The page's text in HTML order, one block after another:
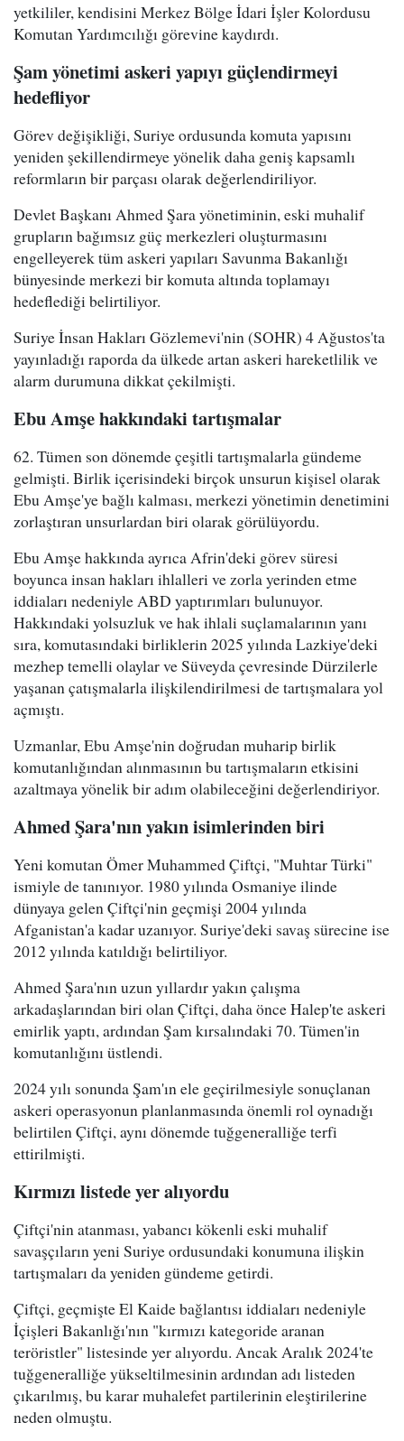
yetkililer, kendisini Merkez Bölge İdari İşler Kolordusu
Komutan Yardımcılığı görevine kaydırdı.
Şam yönetimi askeri yapıyı güçlendirmeyi
hedefliyor
Görev değişikliği, Suriye ordusunda komuta yapısını
yeniden şekillendirmeye yönelik daha geniş kapsamlı
reformların bir parçası olarak değerlendiriliyor.
Devlet Başkanı Ahmed Şara yönetiminin, eski muhalif
grupların bağımsız güç merkezleri oluşturmasını
engelleyerek tüm askeri yapıları Savunma Bakanlığı
bünyesinde merkezi bir komuta altında toplamayı
hedeflediği belirtiliyor.
Suriye İnsan Hakları Gözlemevi'nin (SOHR) 4 Ağustos'ta
yayınladığı raporda da ülkede artan askeri hareketlilik ve
alarm durumuna dikkat çekilmişti.
Ebu Amşe hakkındaki tartışmalar
62. Tümen son dönemde çeşitli tartışmalarla gündeme
gelmişti. Birlik içerisindeki birçok unsurun kişisel olarak
Ebu Amşe'ye bağlı kalması, merkezi yönetimin denetimini
zorlaştıran unsurlardan biri olarak görülüyordu.
Ebu Amşe hakkında ayrıca Afrin'deki görev süresi
boyunca insan hakları ihlalleri ve zorla yerinden etme
iddiaları nedeniyle ABD yaptırımları bulunuyor.
Hakkındaki yolsuzluk ve hak ihlali suçlamalarının yanı
sıra, komutasındaki birliklerin 2025 yılında Lazkiye'deki
mezhep temelli olaylar ve Süveyda çevresinde Dürzilerle
yaşanan çatışmalarla ilişkilendirilmesi de tartışmalara yol
açmıştı.
Uzmanlar, Ebu Amşe'nin doğrudan muharip birlik
komutanlığından alınmasının bu tartışmaların etkisini
azaltmaya yönelik bir adım olabileceğini değerlendiriyor.
Ahmed Şara'nın yakın isimlerinden biri
Yeni komutan Ömer Muhammed Çiftçi, "Muhtar Türki"
ismiyle de tanınıyor. 1980 yılında Osmaniye ilinde
dünyaya gelen Çiftçi'nin geçmişi 2004 yılında
Afganistan'a kadar uzanıyor. Suriye'deki savaş sürecine ise
2012 yılında katıldığı belirtiliyor.
Ahmed Şara'nın uzun yıllardır yakın çalışma
arkadaşlarından biri olan Çiftçi, daha önce Halep'te askeri
emirlik yaptı, ardından Şam kırsalındaki 70. Tümen'in
komutanlığını üstlendi.
2024 yılı sonunda Şam'ın ele geçirilmesiyle sonuçlanan
askeri operasyonun planlanmasında önemli rol oynadığı
belirtilen Çiftçi, aynı dönemde tuğgeneralliğe terfi
ettirilmişti.
Kırmızı listede yer alıyordu
Çiftçi'nin atanması, yabancı kökenli eski muhalif
savaşçıların yeni Suriye ordusundaki konumuna ilişkin
tartışmaları da yeniden gündeme getirdi.
Çiftçi, geçmişte El Kaide bağlantısı iddiaları nedeniyle
İçişleri Bakanlığı'nın "kırmızı kategoride aranan
teröristler" listesinde yer alıyordu. Ancak Aralık 2024'te
tuğgeneralliğe yükseltilmesinin ardından adı listeden
çıkarılmış, bu karar muhalefet partilerinin eleştirilerine
neden olmuştu.